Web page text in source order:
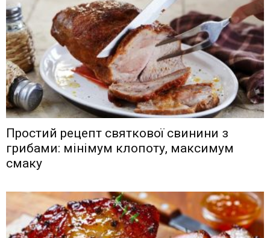
Простий рецепт святкової свинини з
грибами: мінімум клопоту, максимум
смаку